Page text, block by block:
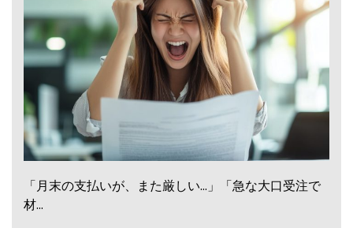
「月末の支払いが、また厳しい…」「急な大口受注で
材…